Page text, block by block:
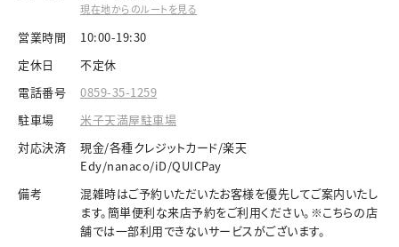
現在地からのルートを見る
営業時間
10:00-19:30
定休日
不定休
電話番号
0859-35-1259
駐車場
米子天満屋駐車場
対応決済
現金/各種クレジットカード/楽天
Edy/nanaco/iD/QUICPay
備考
混雑時はご予約いただいたお客様を優先してご案内いたし
ます。簡単便利な来店予約をご利用ください。※こちらの店
舗では一部利用できないサービスがございます。